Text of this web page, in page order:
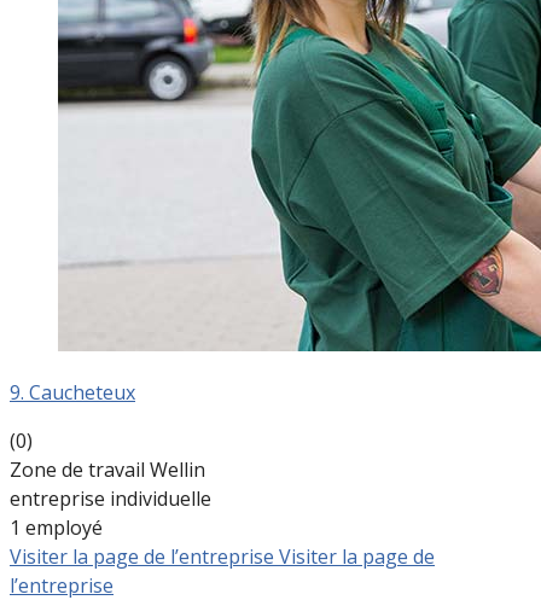
9. Caucheteux
(0)
Zone de travail Wellin
entreprise individuelle
1 employé
Visiter la page de l’entreprise Visiter la page de
l’entreprise